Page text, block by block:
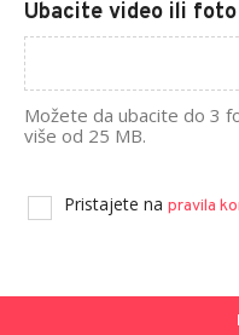
Ubacite video ili foto
Možete da ubacite do 3
više od 25 MB.
Pristajete na pravila